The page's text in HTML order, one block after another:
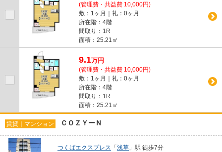
(管理費・共益費 10,000円)
敷：1ヶ月｜礼：0ヶ月
所在階：4階
間取り：1R
面積：25.21㎡
9.1万円
(管理費・共益費 10,000円)
敷：1ヶ月｜礼：0ヶ月
所在階：4階
間取り：1R
面積：25.21㎡
賃貸｜マンション ＣＯＺＹーＮ
つくばエクスプレス 「浅草 」駅 徒歩7分